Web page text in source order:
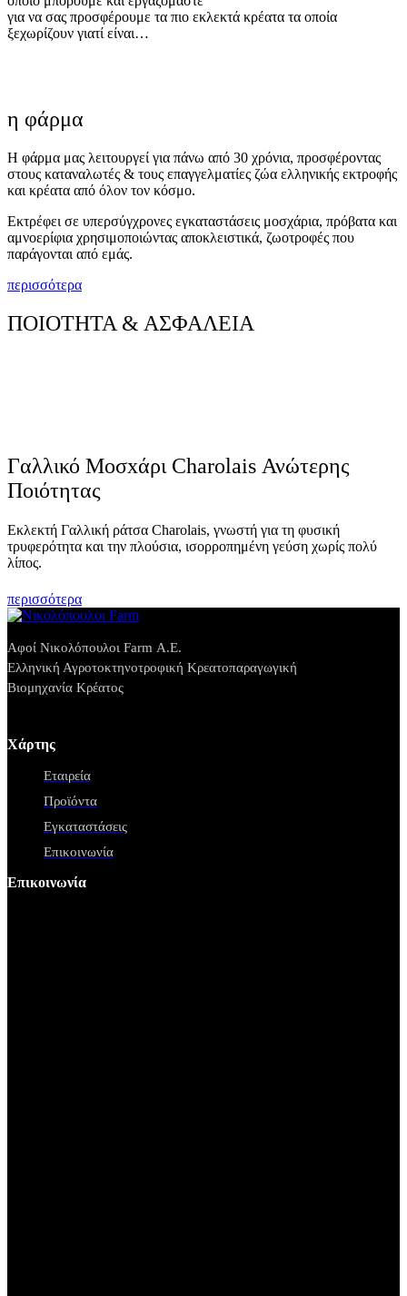
για να σας προσφέρουμε τα πιο εκλεκτά κρέατα τα οποία
ξεχωρίζουν γιατί είναι…
η φάρμα
Η φάρμα μας λειτουργεί για πάνω από 30 χρόνια, προσφέροντας
στους καταναλωτές & τους επαγγελματίες ζώα ελληνικής εκτροφής
και κρέατα από όλον τον κόσμο.
Εκτρέφει σε υπερσύγχρονες εγκαταστάσεις μοσχάρια, πρόβατα και
αμνοερίφια χρησιμοποιώντας αποκλειστικά, ζωοτροφές που
παράγονται από εμάς.
περισσότερα
ΠΟΙΟΤΗΤΑ & ΑΣΦΑΛΕΙΑ
Γαλλικό Μοσxάρι Charolais Ανώτερης
Ποιότητας
Εκλεκτή Γαλλική ράτσα Charolais, γνωστή για τη φυσική
τρυφερότητα και την πλούσια, ισορροπημένη γεύση χωρίς πολύ
λίπος.
περισσότερα
Αφοί Νικολόπουλοι Farm Α.Ε.
Ελληνική Αγροτοκτηνοτροφική Κρεατοπαραγωγική
Βιομηχανία Κρέατος
Χάρτης
Εταιρεία
Προϊόντα
Εγκαταστάσεις
Επικοινωνία
Επικοινωνία